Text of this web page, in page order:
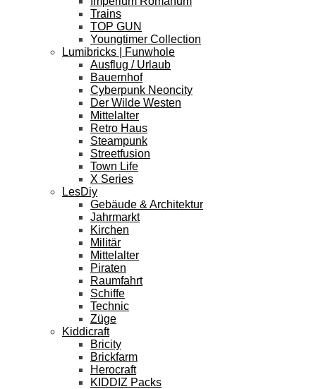
Trains
TOP GUN
Youngtimer Collection
Lumibricks | Funwhole
Ausflug / Urlaub
Bauernhof
Cyberpunk Neoncity
Der Wilde Westen
Mittelalter
Retro Haus
Steampunk
Streetfusion
Town Life
X Series
LesDiy
Gebäude & Architektur
Jahrmarkt
Kirchen
Militär
Mittelalter
Piraten
Raumfahrt
Schiffe
Technic
Züge
Kiddicraft
Bricity
Brickfarm
Herocraft
KIDDIZ Packs